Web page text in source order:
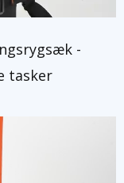
-
tasker